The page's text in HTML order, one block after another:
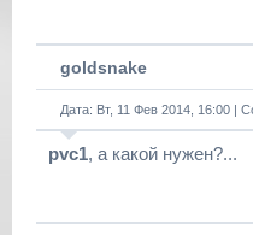
goldsnake
Дата: Вт, 11 Фев 2014, 16:00 |
pvc1, а какой нужен?...